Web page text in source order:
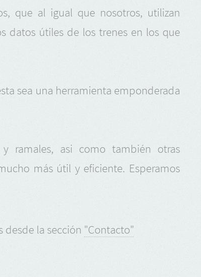
que al igual que nosotros, utilizan
datos útiles de los trenes en los que
sea una herramienta emponderada
ramales, asi como también otras
más útil y eficiente. Esperamos
desde la sección "Contacto"